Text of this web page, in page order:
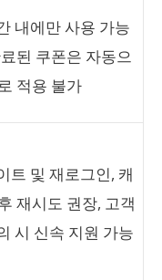
내에만 사용 가능
된 쿠폰은 자동으
적용 불가
트 및 재로그인, 캐
재시도 권장, 고객
시 신속 지원 가능